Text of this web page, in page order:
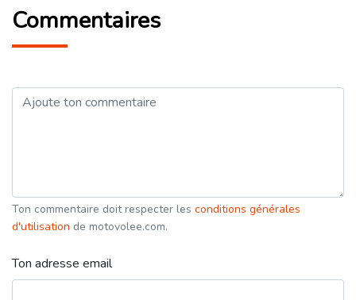
Commentaires
Ton commentaire doit respecter les conditions générales
d'utilisation de motovolee.com.
Ton adresse email